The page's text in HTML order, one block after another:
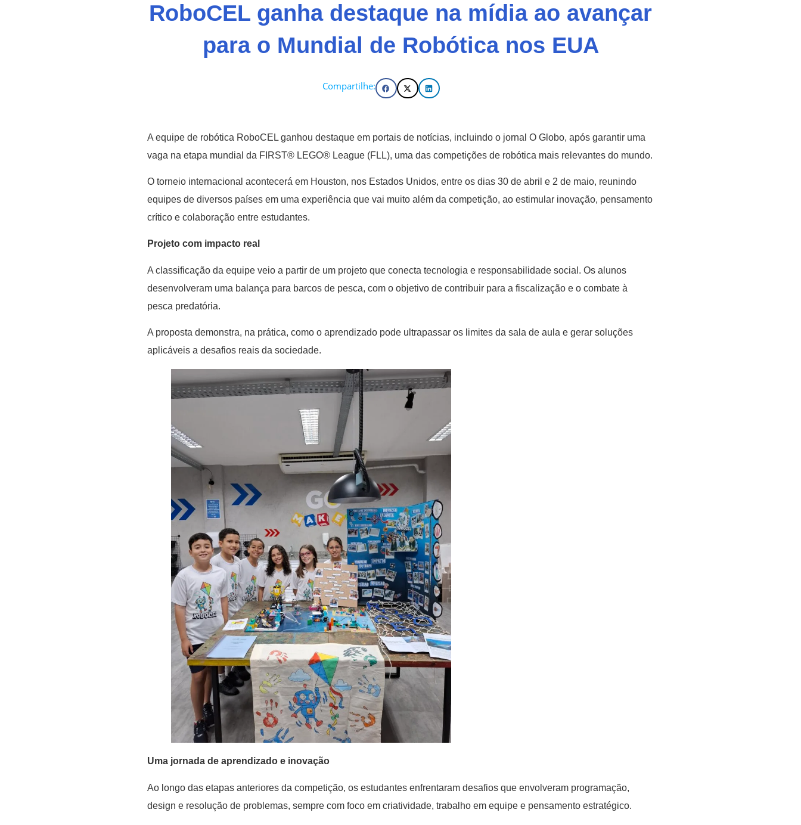
RoboCEL ganha destaque na mídia ao avançar
para o Mundial de Robótica nos EUA
Compartilhe:
A equipe de robótica RoboCEL ganhou destaque em portais de notícias, incluindo o jornal O Globo, após garantir uma
vaga na etapa mundial da FIRST® LEGO® League (FLL), uma das competições de robótica mais relevantes do mundo.
O torneio internacional acontecerá em Houston, nos Estados Unidos, entre os dias 30 de abril e 2 de maio, reunindo
equipes de diversos países em uma experiência que vai muito além da competição, ao estimular inovação, pensamento
crítico e colaboração entre estudantes.
Projeto com impacto real
A classificação da equipe veio a partir de um projeto que conecta tecnologia e responsabilidade social. Os alunos
desenvolveram uma balança para barcos de pesca, com o objetivo de contribuir para a fiscalização e o combate à
pesca predatória.
A proposta demonstra, na prática, como o aprendizado pode ultrapassar os limites da sala de aula e gerar soluções
aplicáveis a desafios reais da sociedade.
Uma jornada de aprendizado e inovação
Ao longo das etapas anteriores da competição, os estudantes enfrentaram desafios que envolveram programação,
design e resolução de problemas, sempre com foco em criatividade, trabalho em equipe e pensamento estratégico.